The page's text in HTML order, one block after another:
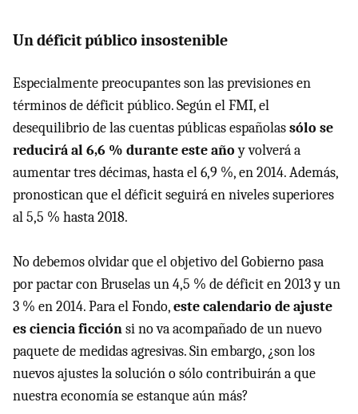
Un déficit público insostenible
Especialmente preocupantes son las previsiones en
términos de déficit público. Según el FMI, el
desequilibrio de las cuentas públicas españolassólo se
reducirá al 6,6 % durante este añoy volverá a
aumentar tres décimas, hasta el 6,9 %, en 2014. Además,
pronostican que el déficit seguirá en niveles superiores
al 5,5 % hasta 2018.
No debemos olvidar que el objetivo del Gobierno pasa
por pactar con Bruselas un 4,5 % de déficit en 2013 y un
3 % en 2014. Para el Fondo,este calendario de ajuste
es ciencia ficciónsi no va acompañado de un nuevo
paquete de medidas agresivas. Sin embargo, ¿son los
nuevos ajustes la solución o sólo contribuirán a que
nuestra economía se estanque aún más?